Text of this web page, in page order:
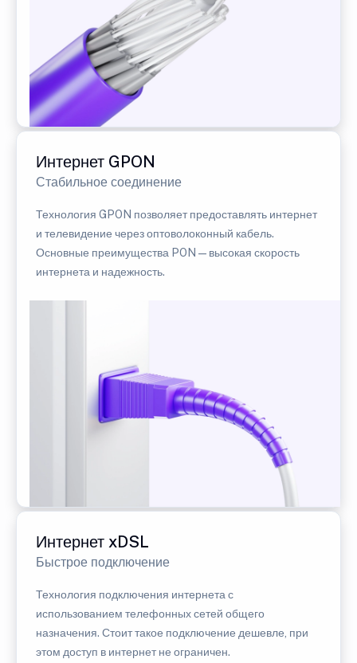
Интернет GPON
Стабильное соединение
Технология GPON позволяет предоставлять интернет
и телевидение через оптоволоконный кабель.
Основные преимущества PON — высокая скорость
интернета и надежность.
Интернет xDSL
Быстрое подключение
Технология подключения интернета с
использованием телефонных сетей общего
назначения. Стоит такое подключение дешевле, при
этом доступ в интернет не ограничен.